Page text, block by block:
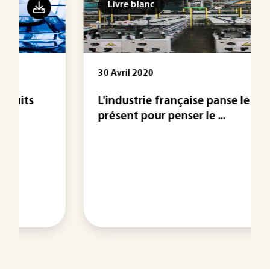
Livre blanc
30 Avril 2020
L'industrie française panse le
présent pour penser le ...